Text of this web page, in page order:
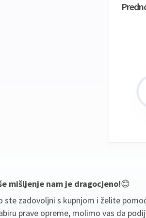
mišljenje nam je dragocjeno!😊
ste zadovoljni s kupnjom i želite
prave opreme, molimo vas da